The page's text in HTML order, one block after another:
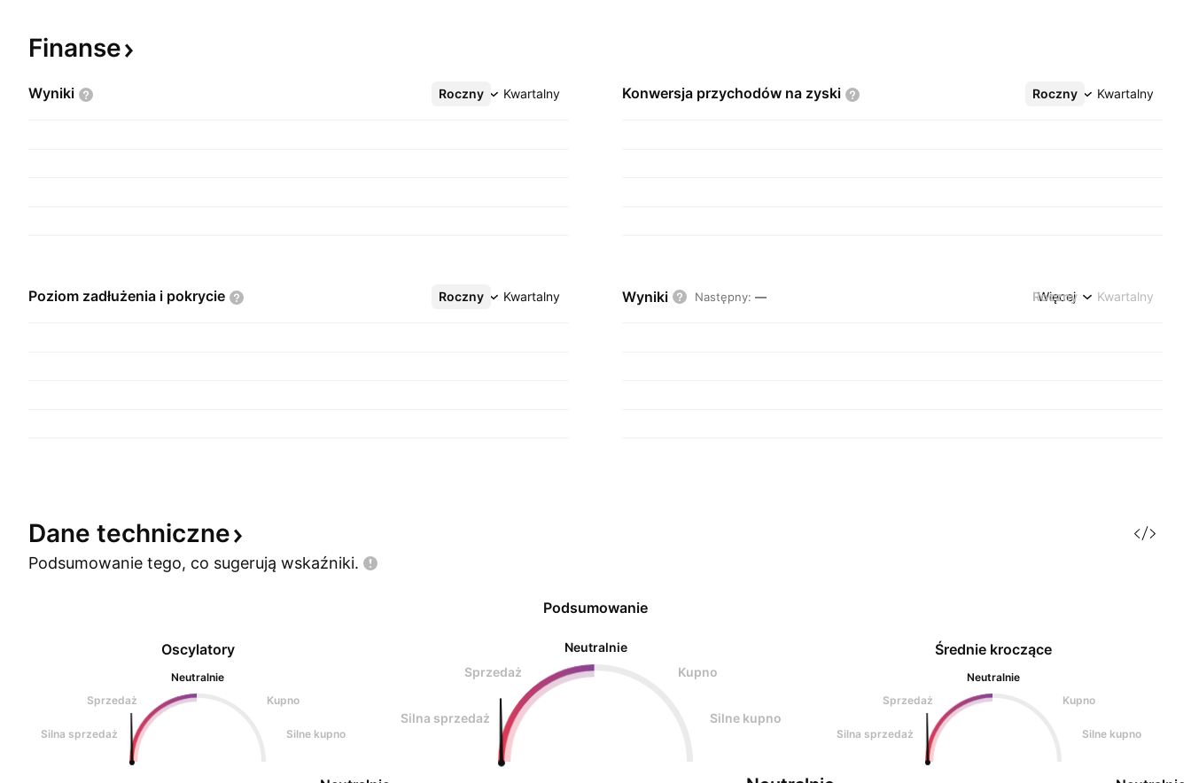
Finanse
Wyniki Roczny Kwartalny
Więcej Konwersja przychodów na zyski Roczny Kwartalny
Więcej
Poziom zadłużenia i pokrycie Roczny Kwartalny
Więcej Wyniki Następny: — Roczny Kwartalny
Więcej
Dane techniczne
Podsumowanie tego, co sugerują wskaźniki.
Oscylatory
Neutralnie
Sprzedaż
Kupno
Silna sprzedaż Silne kupno
Podsumowanie
Neutralnie
Sprzedaż
Kupno
Silna sprzedaż Silne kupno
Średnie kroczące
Neutralnie
Sprzedaż
Kupno
Silna sprzedaż Silne kupno